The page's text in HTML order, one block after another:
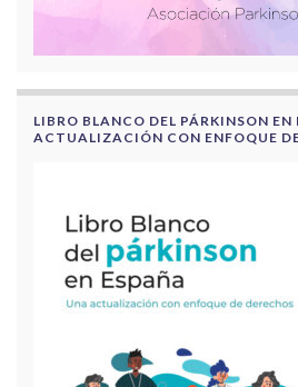
LIBRO BLANCO DEL PÁRKINSON EN
ACTUALIZACIÓN CON ENFOQUE